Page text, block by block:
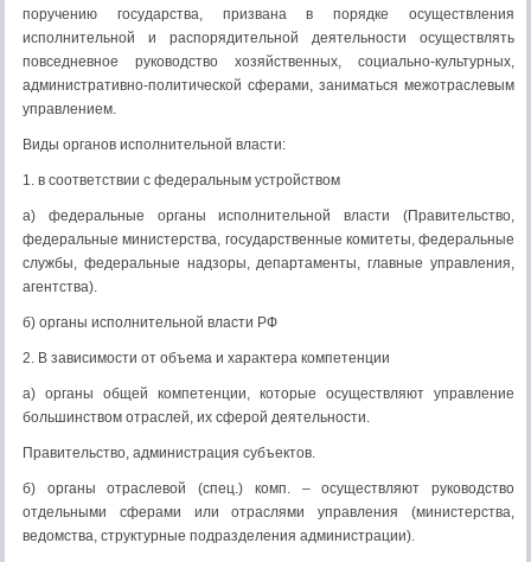
поручению государства, призвана в порядке осуществления
исполнительной и распорядительной деятельности осуществлять
повседневное руководство хозяйственных, социально-культурных,
административно-политической сферами, заниматься межотраслевым
управлением.
Виды органов исполнительной власти:
1. в соответствии с федеральным устройством
а) федеральные органы исполнительной власти (Правительство,
федеральные министерства, государственные комитеты, федеральные
службы, федеральные надзоры, департаменты, главные управления,
агентства).
б) органы исполнительной власти РФ
2. В зависимости от объема и характера компетенции
а) органы общей компетенции, которые осуществляют управление
большинством отраслей, их сферой деятельности.
Правительство, администрация субъектов.
б) органы отраслевой (спец.) комп. – осуществляют руководство
отдельными сферами или отраслями управления (министерства,
ведомства, структурные подразделения администрации).